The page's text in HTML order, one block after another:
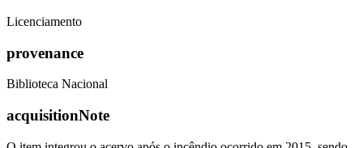
Licenciamento
provenance
Biblioteca Nacional
acquisitionNote